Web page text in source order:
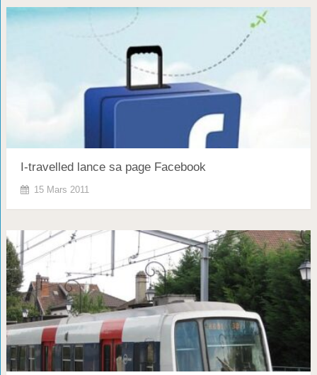
I-travelled lance sa page Facebook
15 Mars 2011